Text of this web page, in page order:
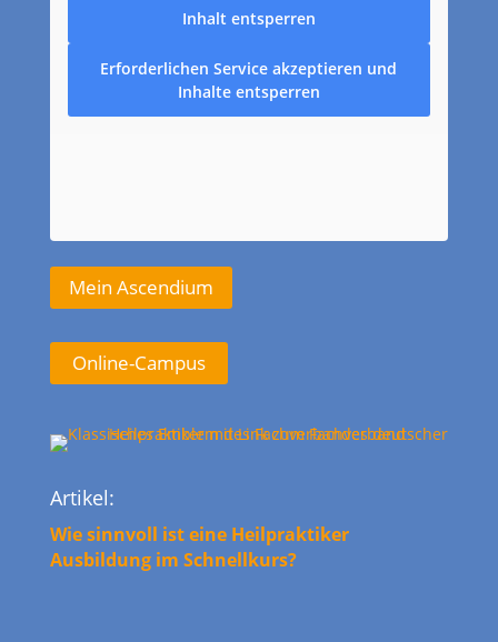
Inhalt entsperren
Erforderlichen Service akzeptieren und
Inhalte entsperren
Mein Ascendium
Online-Campus
Artikel:
Wie sinnvoll ist eine Heilpraktiker
Ausbildung im Schnellkurs?